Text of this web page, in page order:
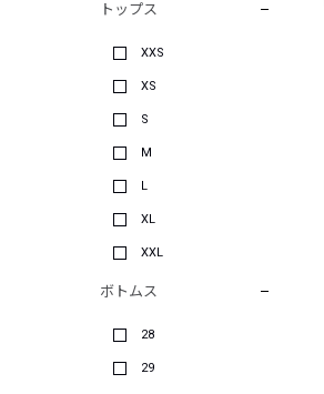
トップス
XXS
XS
S
M
L
XL
XXL
ボトムス
28
29